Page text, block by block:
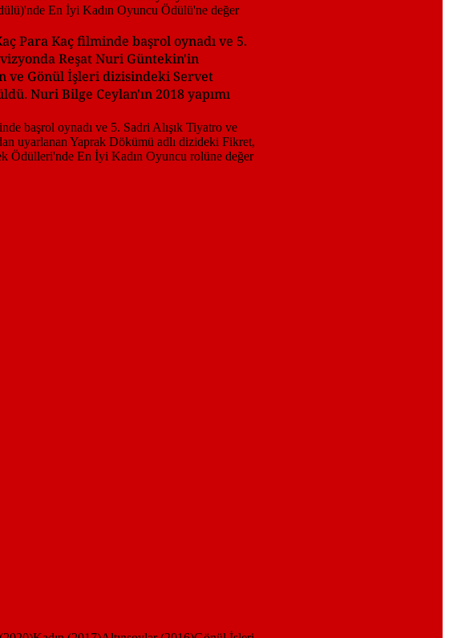
Para Kaç filminde başrol oynadı ve 5.
Reşat Nuri Güntekin'in
ve Gönül İşleri dizisindeki Servet
Nuri Bilge Ceylan'ın 2018 yapımı